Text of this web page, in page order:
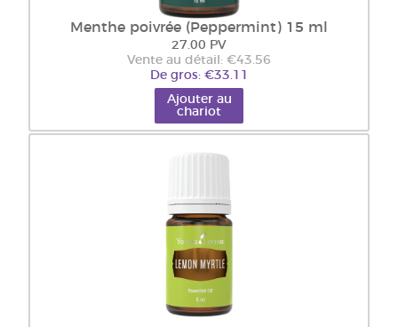
Menthe poivrée (Peppermint) 15 ml
27.00 PV
Vente au détail: €43.56
De gros: €33.11
Ajouter au
chariot